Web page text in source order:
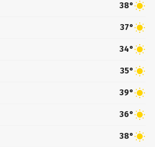
38°
37°
34°
35°
39°
36°
38°